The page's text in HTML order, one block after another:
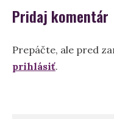
Pridaj komentár
Prepáčte, ale pred
prihlásiť.